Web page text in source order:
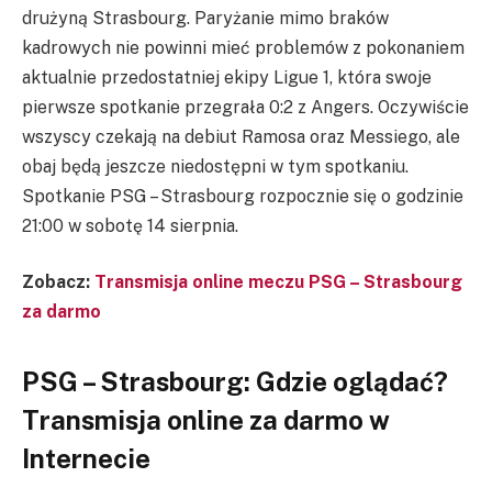
drużyną Strasbourg. Paryżanie mimo braków
kadrowych nie powinni mieć problemów z pokonaniem
aktualnie przedostatniej ekipy Ligue 1, która swoje
pierwsze spotkanie przegrała 0:2 z Angers. Oczywiście
wszyscy czekają na debiut Ramosa oraz Messiego, ale
obaj będą jeszcze niedostępni w tym spotkaniu.
Spotkanie PSG – Strasbourg rozpocznie się o godzinie
21:00 w sobotę 14 sierpnia.
Zobacz: Transmisja online meczu PSG – Strasbourg
za darmo
PSG – Strasbourg: Gdzie oglądać?
Transmisja online za darmo w
Internecie